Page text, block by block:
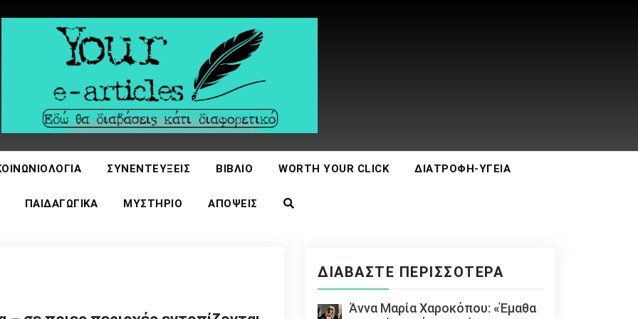
ΣΥΝΕΝΤΕΎΞΕΙΣ ΒΙΒΛΊΟ WORTH YOUR CLICK ΔΙΑΤΡΟΦΉ-ΥΓΕΊΑ
ΠΑΙΔΑΓΩΓΙΚΆ ΜΥΣΤΉΡΙΟ ΑΠΌΨΕΙΣ
ΔΙΑΒΆΣΤΕ ΠΕΡΙΣΣΌΤΕΡΑ
Άννα Μαρία Χαροκόπου: «Έμαθα